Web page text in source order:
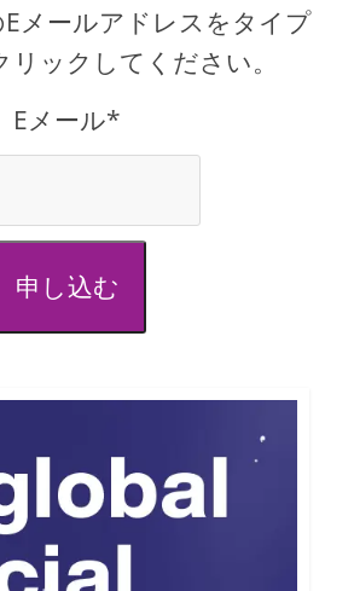
メールアドレスをタイプ
リックしてください。
Eメール*
申し込む